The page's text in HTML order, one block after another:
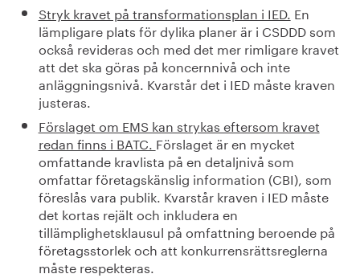
Stryk kravet på transformationsplan i IED. En
lämpligare plats för dylika planer är i CSDDD som
också revideras och med det mer rimligare kravet
att det ska göras på koncernnivå och inte
anläggningsnivå. Kvarstår det i IED måste kraven
justeras.
Förslaget om EMS kan strykas eftersom kravet
redan finns i BATC. Förslaget är en mycket
omfattande kravlista på en detaljnivå som
omfattar företagskänslig information (CBI), som
föreslås vara publik. Kvarstår kraven i IED måste
det kortas rejält och inkludera en
tillämplighetsklausul på omfattning beroende på
företagsstorlek och att konkurrensrättsreglerna
måste respekteras.